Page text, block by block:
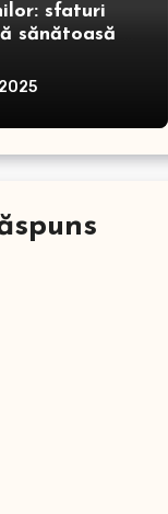
sfaturi
sănătoasă și